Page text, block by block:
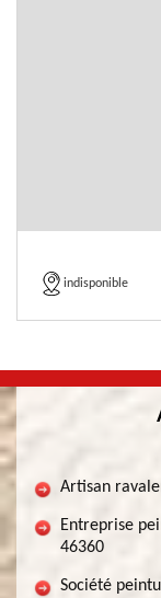
indisponible
Artisan
Entreprise
46360
Société